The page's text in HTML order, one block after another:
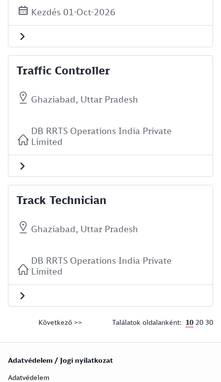
Kezdés 01-Oct-2026
Traffic Controller
Ghaziabad, Uttar Pradesh
DB RRTS Operations India Private
Limited
Track Technician
Ghaziabad, Uttar Pradesh
DB RRTS Operations India Private
Limited
Következő >> Találatok oldalanként: 10 20 30
Adatvédelem / Jogi nyilatkozat
Adatvédelem